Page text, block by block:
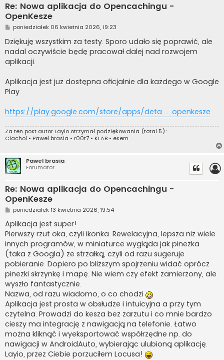
Re: Nowa aplikacja do Opencachingu -
OpenKesze
P
o
s
t
poniedziałek 06 kwietnia 2026, 19:23
Dziękuję wszystkim za testy. Sporo udało się poprawić, ale
nadal oczywiście będę pracował dalej nad rozwojem
aplikacji.
Aplikacja jest już dostępna oficjalnie dla każdego w Google
Play
https://play.google.com/store/apps/deta ... .openkesze
Za ten post autor Layio otrzymał podziękowania (total 5):
Ciachol • Pawel brasia • r00t7 • KLAB • esem
Pawel brasia
Forumator
Re: Nowa aplikacja do Opencachingu -
OpenKesze
P
o
s
t
poniedziałek 13 kwietnia 2026, 19:54
Aplikacja jest super!
Pierwszy rzut oka, czyli ikonka. Rewelacyjna, lepsza niż wiele
innych programów, w miniaturce wygląda jak pinezka
(taka z Googla) ze strzałką, czyli od razu sugeruje
pobieranie. Dopiero po bliższym spojrzeniu widać oprócz
pinezki skrzynkę i mapę. Nie wiem czy efekt zamierzony, ale
wyszło fantastycznie.
Nazwa, od razu wiadomo, o co chodzi
Aplikacja jest prosta w obsłudze i intuicyjna a przy tym
czytelna. Prowadzi do kesza bez zarzutu i co mnie bardzo
cieszy ma integrację z nawigacją na telefonie. Łatwo
można kliknąć i wyeksportować współrzędne np. do
nawigacji w AndroidAuto, wybierając ulubioną aplikację.
Layio, przez Ciebie porzuciłem Locusa!